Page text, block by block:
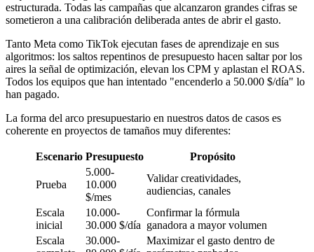
estructurada. Todas las campañas que alcanzaron grandes cifras se
sometieron a una calibración deliberada antes de abrir el gasto.
Tanto Meta como TikTok ejecutan fases de aprendizaje en sus
algoritmos: los saltos repentinos de presupuesto hacen saltar por los
aires la señal de optimización, elevan los CPM y aplastan el ROAS.
Todos los equipos que han intentado "encenderlo a 50.000 $/día" lo
han pagado.
La forma del arco presupuestario en nuestros datos de casos es
coherente en proyectos de tamaños muy diferentes:
Escenario Presupuesto Propósito
Prueba
5.000-
10.000
$/mes
Validar creatividades,
audiencias, canales
Escala
inicial
10.000-
30.000 $/día
Confirmar la fórmula
ganadora a mayor volumen
Escala
30.000-
Maximizar el gasto dentro de